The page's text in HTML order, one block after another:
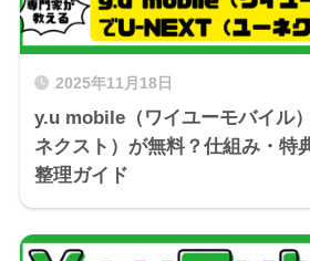
2025年11月18日
y.u mobile（ワイユーモバイル
ネクスト）が無料？仕組み・特
整理ガイド